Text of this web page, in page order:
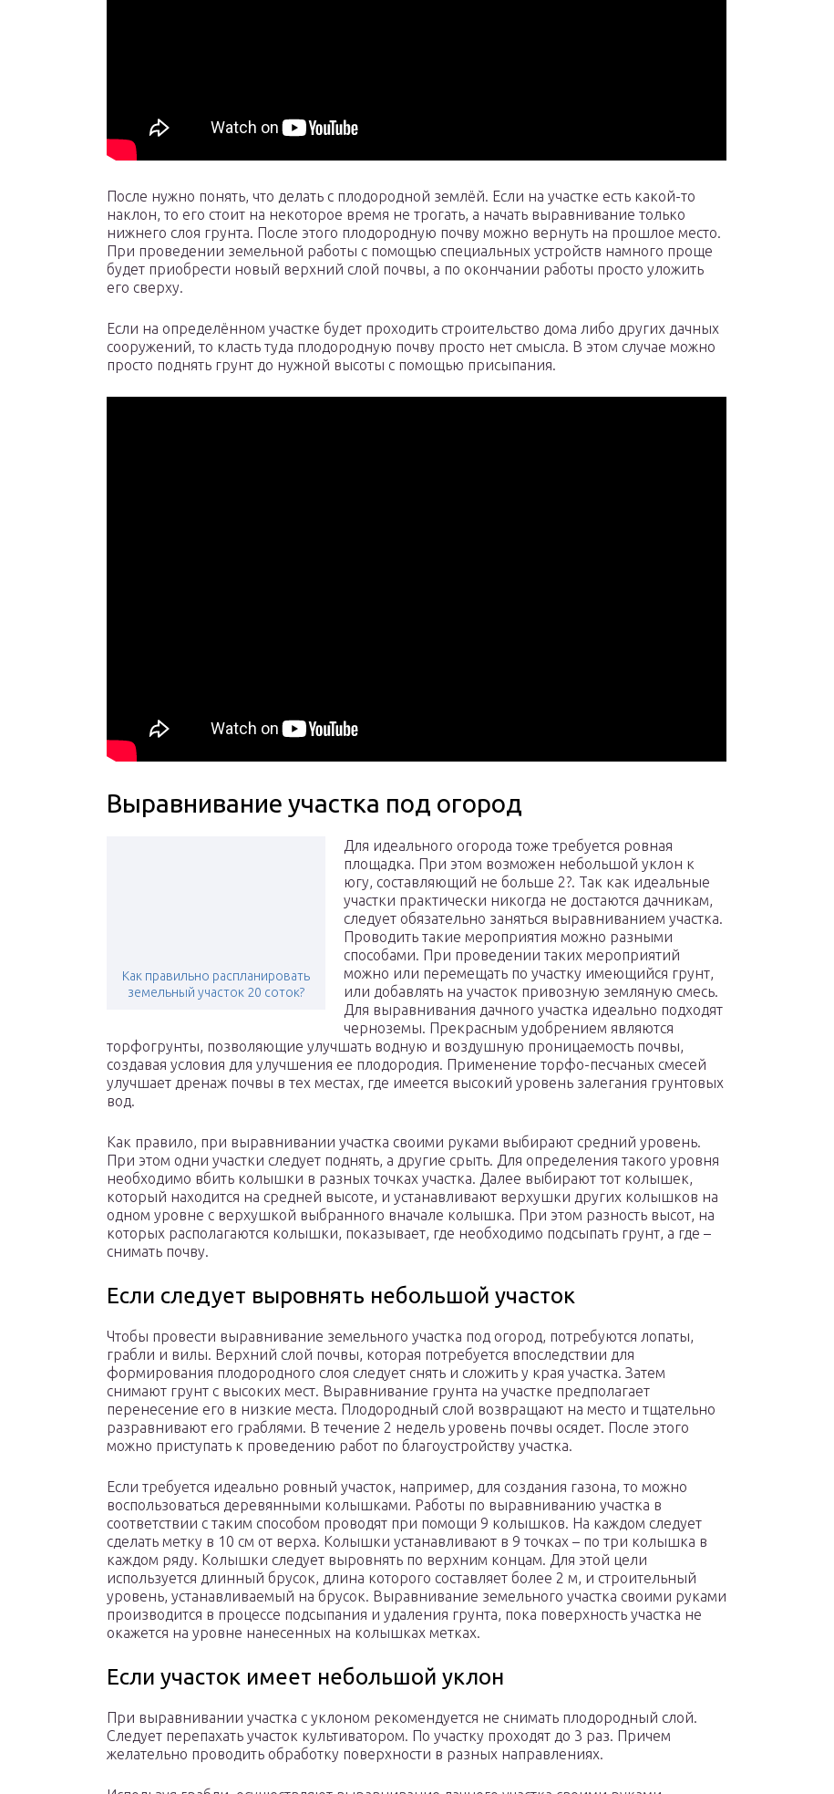
После нужно понять, что делать с плодородной землёй. Если на участке есть какой-то
наклон, то его стоит на некоторое время не трогать, а начать выравнивание только
нижнего слоя грунта. После этого плодородную почву можно вернуть на прошлое место.
При проведении земельной работы с помощью специальных устройств намного проще
будет приобрести новый верхний слой почвы, а по окончании работы просто уложить
его сверху.
Если на определённом участке будет проходить строительство дома либо других дачных
сооружений, то класть туда плодородную почву просто нет смысла. В этом случае можно
просто поднять грунт до нужной высоты с помощью присыпания.
Выравнивание участка под огород
Как правильно распланировать
земельный участок 20 соток?
Для идеального огорода тоже требуется ровная
площадка. При этом возможен небольшой уклон к
югу, составляющий не больше 2?. Так как идеальные
участки практически никогда не достаются дачникам,
следует обязательно заняться выравниванием участка.
Проводить такие мероприятия можно разными
способами. При проведении таких мероприятий
можно или перемещать по участку имеющийся грунт,
или добавлять на участок привозную земляную смесь.
Для выравнивания дачного участка идеально подходят
черноземы. Прекрасным удобрением являются
торфогрунты, позволяющие улучшать водную и воздушную проницаемость почвы,
создавая условия для улучшения ее плодородия. Применение торфо-песчаных смесей
улучшает дренаж почвы в тех местах, где имеется высокий уровень залегания грунтовых
вод.
Как правило, при выравнивании участка своими руками выбирают средний уровень.
При этом одни участки следует поднять, а другие срыть. Для определения такого уровня
необходимо вбить колышки в разных точках участка. Далее выбирают тот колышек,
который находится на средней высоте, и устанавливают верхушки других колышков на
одном уровне с верхушкой выбранного вначале колышка. При этом разность высот, на
которых располагаются колышки, показывает, где необходимо подсыпать грунт, а где –
снимать почву.
Если следует выровнять небольшой участок
Чтобы провести выравнивание земельного участка под огород, потребуются лопаты,
грабли и вилы. Верхний слой почвы, которая потребуется впоследствии для
формирования плодородного слоя следует снять и сложить у края участка. Затем
снимают грунт с высоких мест. Выравнивание грунта на участке предполагает
перенесение его в низкие места. Плодородный слой возвращают на место и тщательно
разравнивают его граблями. В течение 2 недель уровень почвы осядет. После этого
можно приступать к проведению работ по благоустройству участка.
Если требуется идеально ровный участок, например, для создания газона, то можно
воспользоваться деревянными колышками. Работы по выравниванию участка в
соответствии с таким способом проводят при помощи 9 колышков. На каждом следует
сделать метку в 10 см от верха. Колышки устанавливают в 9 точках – по три колышка в
каждом ряду. Колышки следует выровнять по верхним концам. Для этой цели
используется длинный брусок, длина которого составляет более 2 м, и строительный
уровень, устанавливаемый на брусок. Выравнивание земельного участка своими руками
производится в процессе подсыпания и удаления грунта, пока поверхность участка не
окажется на уровне нанесенных на колышках метках.
Если участок имеет небольшой уклон
При выравнивании участка с уклоном рекомендуется не снимать плодородный слой.
Следует перепахать участок культиватором. По участку проходят до 3 раз. Причем
желательно проводить обработку поверхности в разных направлениях.